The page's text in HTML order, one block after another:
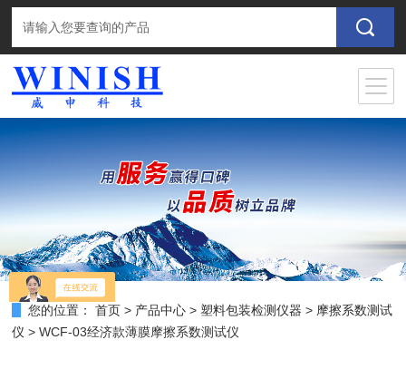
您的位置： 首页 > 产品中心 > 塑料包装检测仪器 > 摩擦系数测试
仪 > WCF-03经济款薄膜摩擦系数测试仪